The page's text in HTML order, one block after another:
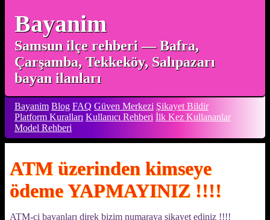
Bayanim
Samsun ilçe rehberi — Bafra,
Çarşamba, Tekkeköy, Salıpazarı
bayan ilanları
Bayanim Blog FAQ Güven Merkezi Şikayet Bildir
Platform Kuralları Kullanıcı Rehberi İlk Kez Kullananlar
Model Rehberi
ATM üzerinden kimseye
ödeme YAPMAYINIZ !!!!
ATM-ci bayanları direk bizim numaraya şikayet ediniz !!!!